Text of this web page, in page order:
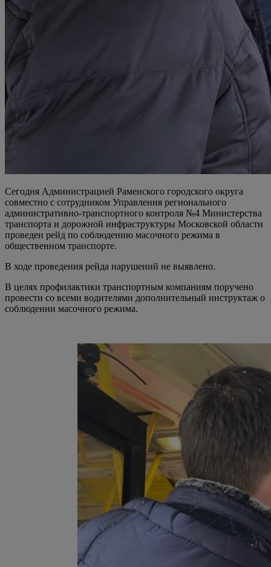
Сегодня Администрацией Раменского городского округа
совместно с сотрудником Управления регионального
административно-транспортного контроля №4 Министерства
транспорта и дорожной инфраструктуры Московской области
проведен рейд по соблюдению масочного режима в
общественном транспорте.
В ходе проведения рейда нарушений не выявлено.
В целях профилактики транспортным компаниям поручено
провести со всеми водителями дополнительный инструктаж о
соблюдении масочного режима.